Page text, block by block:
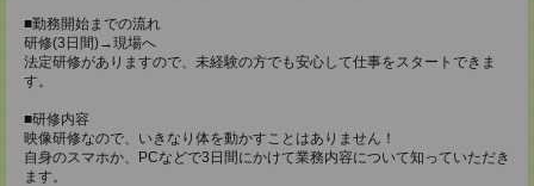
■勤務開始までの流れ
研修(3日間)→現場へ
法定研修がありますので、未経験の方でも安心して仕事をスタートできま
す。
■研修内容
映像研修なので、いきなり体を動かすことはありません！
自身のスマホか、PCなどで3日間にかけて業務内容について知っていただき
ます。